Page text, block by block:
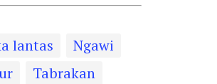
lantas
Ngawi
Tabrakan